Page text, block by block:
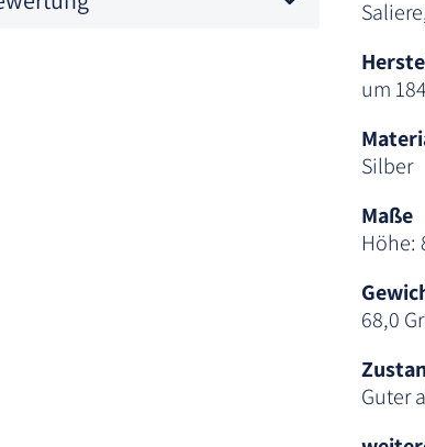
um
Silber
Maße
Höhe:
68,0
Guter